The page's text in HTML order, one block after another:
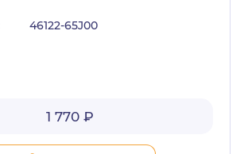
46122-65J00
1 770 ₽